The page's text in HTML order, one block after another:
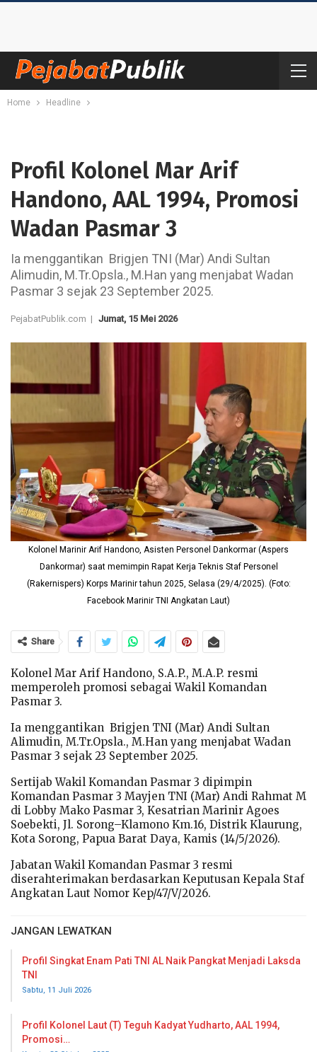
Home Headline
Profil Kolonel Mar Arif
Handono, AAL 1994, Promosi
Wadan Pasmar 3
Ia menggantikan Brigjen TNI (Mar) Andi Sultan
Alimudin, M.Tr.Opsla., M.Han yang menjabat Wadan
Pasmar 3 sejak 23 September 2025.
PejabatPublik.com | Jumat, 15 Mei 2026
Kolonel Marinir Arif Handono, Asisten Personel Dankormar (Aspers
Dankormar) saat memimpin Rapat Kerja Teknis Staf Personel
(Rakernispers) Korps Marinir tahun 2025, Selasa (29/4/2025). (Foto:
Facebook Marinir TNI Angkatan Laut)
Share
Kolonel Mar Arif Handono, S.A.P., M.A.P. resmi
memperoleh promosi sebagai Wakil Komandan
Pasmar 3.
Ia menggantikan Brigjen TNI (Mar) Andi Sultan
Alimudin, M.Tr.Opsla., M.Han yang menjabat Wadan
Pasmar 3 sejak 23 September 2025.
Sertijab Wakil Komandan Pasmar 3 dipimpin
Komandan Pasmar 3 Mayjen TNI (Mar) Andi Rahmat M
di Lobby Mako Pasmar 3, Kesatrian Marinir Agoes
Soebekti, Jl. Sorong–Klamono Km.16, Distrik Klaurung,
Kota Sorong, Papua Barat Daya, Kamis (14/5/2026).
Jabatan Wakil Komandan Pasmar 3 resmi
diserahterimakan berdasarkan Keputusan Kepala Staf
Angkatan Laut Nomor Kep/47/V/2026.
JANGAN LEWATKAN
Profil Singkat Enam Pati TNI AL Naik Pangkat Menjadi Laksda
TNI
Sabtu, 11 Juli 2026
Profil Kolonel Laut (T) Teguh Kadyat Yudharto, AAL 1994,
Promosi…